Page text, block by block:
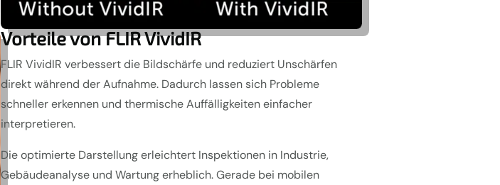
Vorteile von FLIR VividIR
FLIR VividIR verbessert die Bildschärfe und reduziert Unschärfen
direkt während der Aufnahme. Dadurch lassen sich Probleme
schneller erkennen und thermische Auffälligkeiten einfacher
interpretieren.
Die optimierte Darstellung erleichtert Inspektionen in Industrie,
Gebäudeanalyse und Wartung erheblich. Gerade bei mobilen